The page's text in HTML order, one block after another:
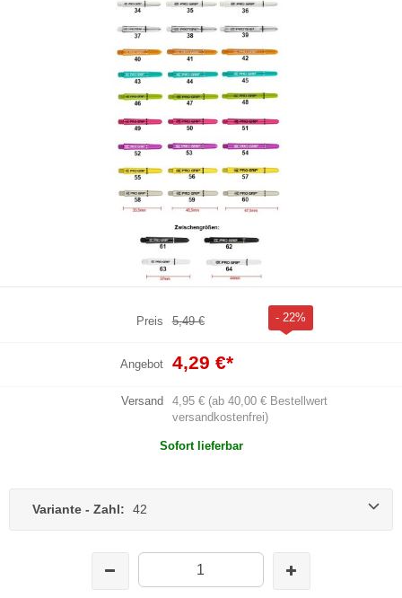
Preis 5,49 € - 22%
Angebot 4,29 €*
Versand
4,95 € (ab 40,00 € Bestellwert
versandkostenfrei)
Sofort lieferbar
Variante - Zahl: 42